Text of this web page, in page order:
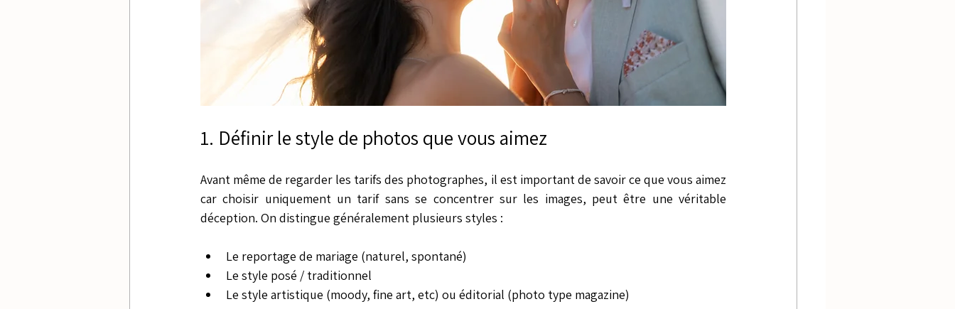
1. Définir le style de photos que vous aimez
Avant même de regarder les tarifs des photographes, il est important de savoir ce que vous aimez
car choisir uniquement un tarif sans se concentrer sur les images, peut être une véritable
déception. On distingue généralement plusieurs styles :
Le reportage de mariage (naturel, spontané)
Le style posé / traditionnel
Le style artistique (moody, fine art, etc) ou éditorial (photo type magazine)